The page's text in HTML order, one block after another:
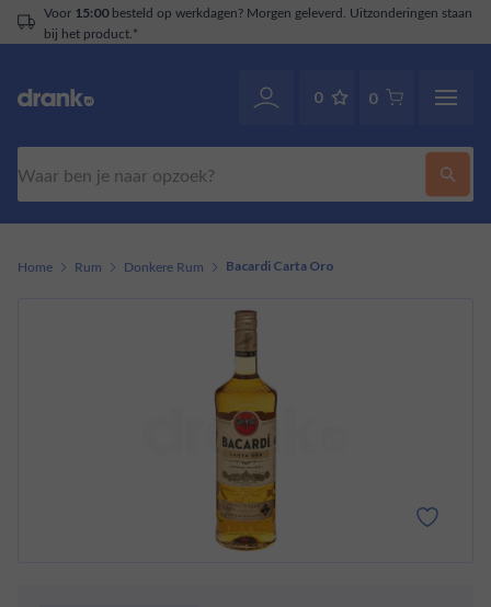
Voor 15:00besteld op werkdagen? Morgen geleverd. Uitzonderingen staan
bij het product.*
0 0
Home Rum Donkere Rum Bacardi Carta Oro